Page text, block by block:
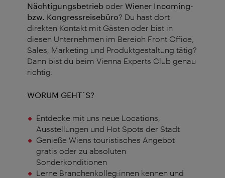
Nächtigungsbetrieb oder Wiener Incoming-
bzw. Kongressreisebüro? Du hast dort
direkten Kontakt mit Gästen oder bist in
diesen Unternehmen im Bereich Front Office,
Sales, Marketing und Produktgestaltung tätig?
Dann bist du beim Vienna Experts Club genau
richtig.
WORUM GEHT´S?
Entdecke mit uns neue Locations,
Ausstellungen und Hot Spots der Stadt
Genieße Wiens touristisches Angebot
gratis oder zu absoluten
Sonderkonditionen
Lerne Branchenkolleg:innen kennen und